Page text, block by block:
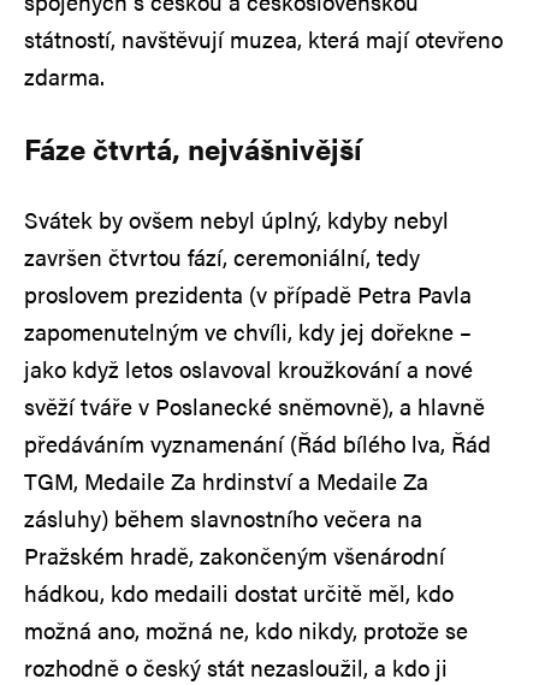
státností, navštěvují muzea, která mají otevřeno
zdarma.
Fáze čtvrtá, nejvášnivější
Svátek by ovšem nebyl úplný, kdyby nebyl
završen čtvrtou fází, ceremoniální, tedy
proslovem prezidenta (v případě Petra Pavla
zapomenutelným ve chvíli, kdy jej dořekne –
jako když letos oslavoval kroužkování a nové
svěží tváře v Poslanecké sněmovně), a hlavně
předáváním vyznamenání (Řád bílého lva, Řád
TGM, Medaile Za hrdinství a Medaile Za
zásluhy) během slavnostního večera na
Pražském hradě, zakončeným všenárodní
hádkou, kdo medaili dostat určitě měl, kdo
možná ano, možná ne, kdo nikdy, protože se
rozhodně o český stát nezasloužil, a kdo ji